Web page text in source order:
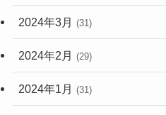
2024年3月 (31)
2024年2月 (29)
2024年1月 (31)